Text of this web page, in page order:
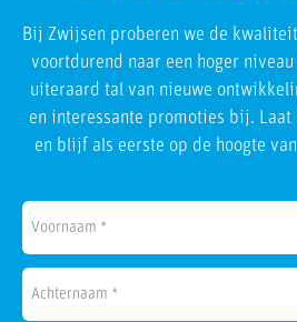
Bij Zwijsen proberen we de
voortdurend naar een hoger
uiteraard tal van nieuwe
en interessante promoties bij. Laat
en blijf als eerste op de hoogte